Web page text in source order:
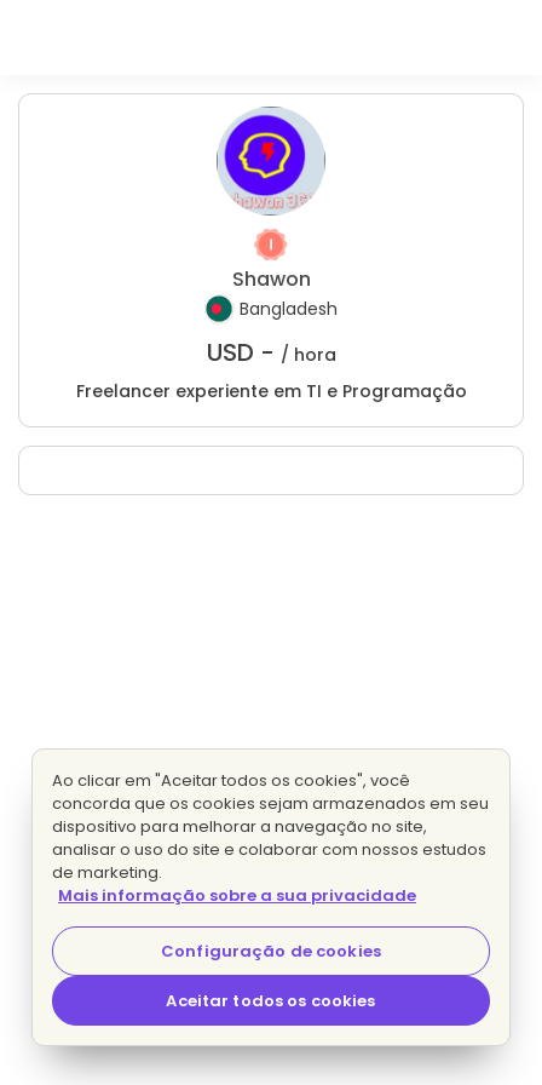
Shawon
Bangladesh
USD - / hora
Freelancer experiente em TI e Programação
Ao clicar em "Aceitar todos os cookies", você
concorda que os cookies sejam armazenados em seu
dispositivo para melhorar a navegação no site,
analisar o uso do site e colaborar com nossos estudos
de marketing.
Mais informação sobre a sua privacidade
Configuração de cookies
Aceitar todos os cookies